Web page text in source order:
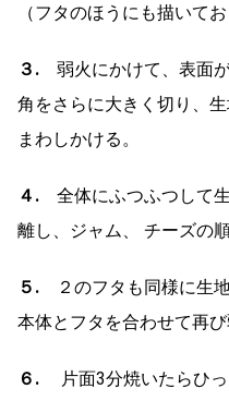
（フタのほうにも描いてお
３. 弱火にかけて、表面
角をさらに大きく切り、
まわしかける。
４. 全体にふつふつして
離し、ジャム、 チーズの
５.
２のフタも同様に生
本体とフタを合わせて再び
６.
片面3分焼いたらひ